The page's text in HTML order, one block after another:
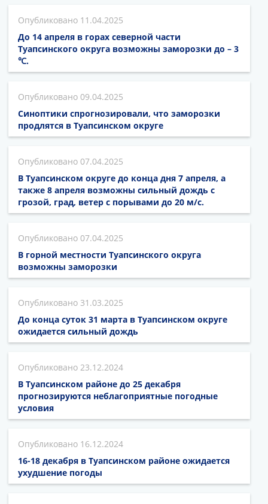
11.04.2025
До 14 апреля в горах северной части
Туапсинского округа возможны заморозки до – 3
℃.
09.04.2025
Синоптики спрогнозировали, что заморозки
продлятся в Туапсинском округе
07.04.2025
В Туапсинском округе до конца дня 7 апреля, а
также 8 апреля возможны сильный дождь с
грозой, град, ветер с порывами до 20 м/с.
07.04.2025
В горной местности Туапсинского округа
возможны заморозки
31.03.2025
До конца суток 31 марта в Туапсинском округе
ожидается сильный дождь
23.12.2024
В Туапсинском районе до 25 декабря
прогнозируются неблагоприятные погодные
условия
16.12.2024
16-18 декабря в Туапсинском районе ожидается
ухудшение погоды